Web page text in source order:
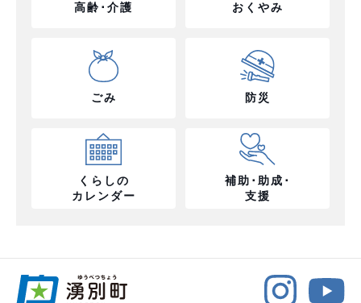
高齢･介護 おくやみ
ごみ 防災
くらしの
カレンダー
補助･助成･
支援